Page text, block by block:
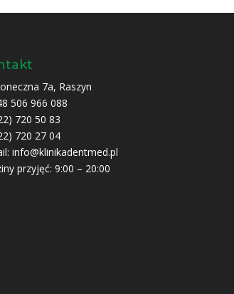
7a, Raszyn
506 966 088
720 50 83
720 27 04
info@klinikadentmed.pl
przyjęć: 9:00 – 20:00